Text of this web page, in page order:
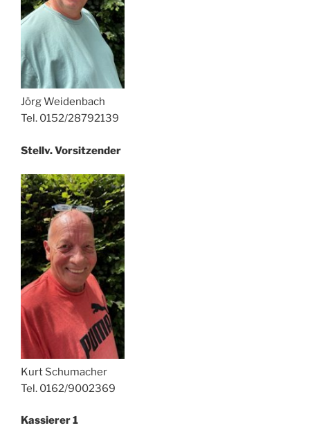
Jörg Weidenbach
Tel. 0152/28792139
Stellv. Vorsitzender
Kurt Schumacher
Tel. 0162/9002369
Kassierer 1